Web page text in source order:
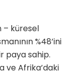
– küresel
%48’ini
paya sahip.
ve Afrika’daki